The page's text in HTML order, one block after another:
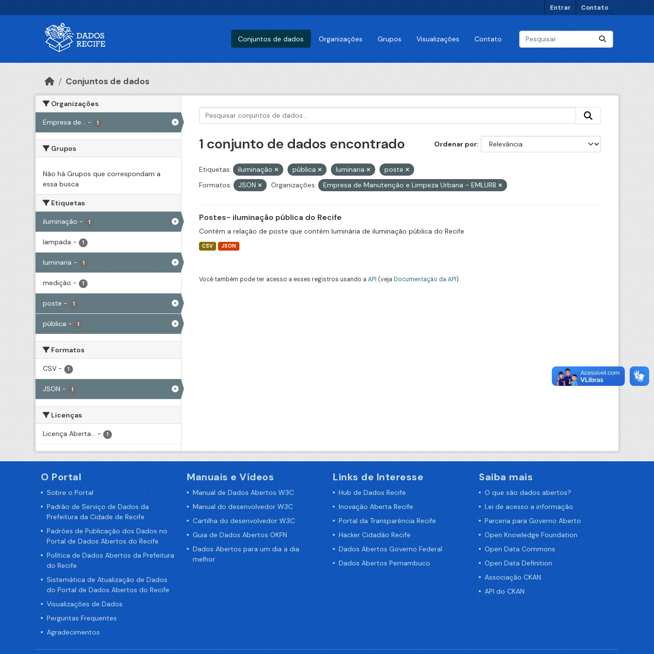
Entrar Contato
Conjuntos de dados Organizações Grupos Visualizações Contato
Conjuntos de dados
Organizações
Empresa de... - 1
Grupos
Não há Grupos que correspondam a
essa busca
Etiquetas
iluminação - 1
lampada - 1
luminaria - 1
medição - 1
poste - 1
pública - 1
Formatos
CSV - 1
JSON - 1
Licenças
Licença Aberta... - 1
Ordenar por
1 conjunto de dados encontrado
Etiquetas: iluminação pública luminaria
poste
Formatos:
JSON Organizações: Empresa de Manutenção e Limpeza Urbana - EMLURB
Postes- iluminação pública do Recife
Contém a relação de poste que contém luminária de iluminação pública do Recife
CSV JSON
Você também pode ter acesso a esses registros usando a API (veja Documentação da API).
O Portal
Sobre o Portal
Padrão de Serviço de Dados da
Prefeitura da Cidade de Recife
Padrões de Publicação dos Dados no
Portal de Dados Abertos do Recife
Política de Dados Abertos da Prefeitura
do Recife
Sistemática de Atualização de Dados
do Portal de Dados Abertos do Recife
Visualizações de Dados
Perguntas Frequentes
Agradecimentos
Manuais e Vídeos
Manual de Dados Abertos W3C
Manual do desenvolvedor W3C
Cartilha do desenvolvedor W3C
Guia de Dados Abertos OKFN
Dados Abertos para um dia a dia
melhor
Links de Interesse
Hub de Dados Recife
Inovação Aberta Recife
Portal da Transparência Recife
Hacker Cidadão Recife
Dados Abertos Governo Federal
Dados Abertos Pernambuco
Saiba mais
O que são dados abertos?
Lei de acesso a informação
Parceria para Governo Aberto
Open Knowledge Foundation
Open Data Commons
Open Data Definition
Associação CKAN
API do CKAN